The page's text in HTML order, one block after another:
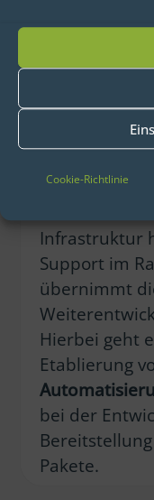
Cookie-Richtlinie
Durch den
eingeführt,
konsistente
Infrastruktur
Support im
übernimmt
Hierbei geht
Etablierung
bei der
Pakete.